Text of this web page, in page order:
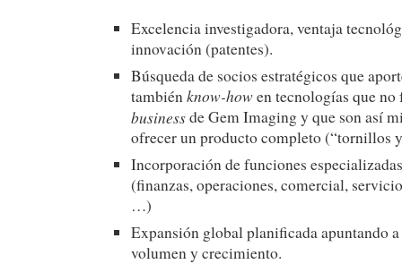
Excelencia investigadora, ventaja
innovación (patentes).
Búsqueda de socios estratégicos que
tambiénknow-howen tecnologías que
businessde Gem Imaging y que son así
ofrecer un producto completo (“tornillos
Incorporación de funciones
(finanzas, operaciones, comercial,
…)
Expansión global planificada apuntando
volumen y crecimiento.